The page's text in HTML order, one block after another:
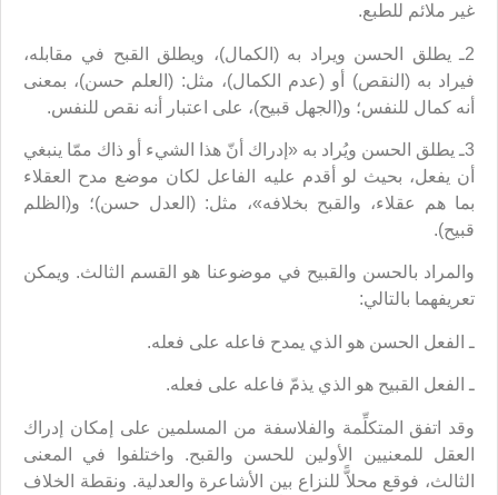
غير ملائم للطبع.
2ـ يطلق الحسن ويراد به (الكمال)، ويطلق القبح في مقابله،
فيراد به (النقص) أو (عدم الكمال)، مثل: (العلم حسن)، بمعنى
أنه كمال للنفس؛ و(الجهل قبيح)، على اعتبار أنه نقص للنفس.
3ـ يطلق الحسن ويُراد به «إدراك أنّ هذا الشيء أو ذاك ممّا ينبغي
أن يفعل، بحيث لو أقدم عليه الفاعل لكان موضع مدح العقلاء
بما هم عقلاء، والقبح بخلافه»، مثل: (العدل حسن)؛ و(الظلم
قبيح).
والمراد بالحسن والقبيح في موضوعنا هو القسم الثالث. ويمكن
تعريفهما بالتالي:
ـ الفعل الحسن هو الذي يمدح فاعله على فعله.
ـ الفعل القبيح هو الذي يذمّ فاعله على فعله.
وقد اتفق المتكلِّمة والفلاسفة من المسلمين على إمكان إدراك
العقل للمعنيين الأولين للحسن والقبح. واختلفوا في المعنى
الثالث، فوقع محلاًّ للنزاع بين الأشاعرة والعدلية. ونقطة الخلاف